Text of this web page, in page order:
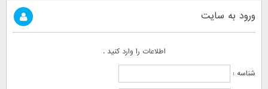
ورود به سایت
اطلاعات را وارد کنید .
شناسه :